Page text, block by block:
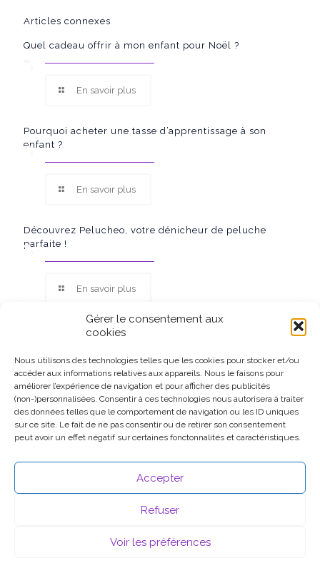
Gérer le consentement aux
cookies
Nous utilisons des technologies telles que les cookies pour stocker et/ou
accéder aux informations relatives aux appareils. Nous le faisons pour
améliorer l’expérience de navigation et pour afficher des publicités
(non-)personnalisées. Consentir à ces technologies nous autorisera à traiter
des données telles que le comportement de navigation ou les ID uniques
sur ce site. Le fait de ne pas consentir ou de retirer son consentement
peut avoir un effet négatif sur certaines fonctonnalités et caractéristiques.
Accepter
Refuser
Voir les préférences
Articles connexes
Quel cadeau offrir à mon enfant pour Noël ?
En savoir plus
Pourquoi acheter une tasse d’apprentissage à son
enfant ?
En savoir plus
Découvrez Pelucheo, votre dénicheur de peluche
parfaite !
En savoir plus
Ce site participe au Programme Partenaires d’Amazon EU, un
programme d’affiliation conçu pour permettre à des sites de
percevoir une rémunération grâce à la création de liens vers
Amazon.fr.